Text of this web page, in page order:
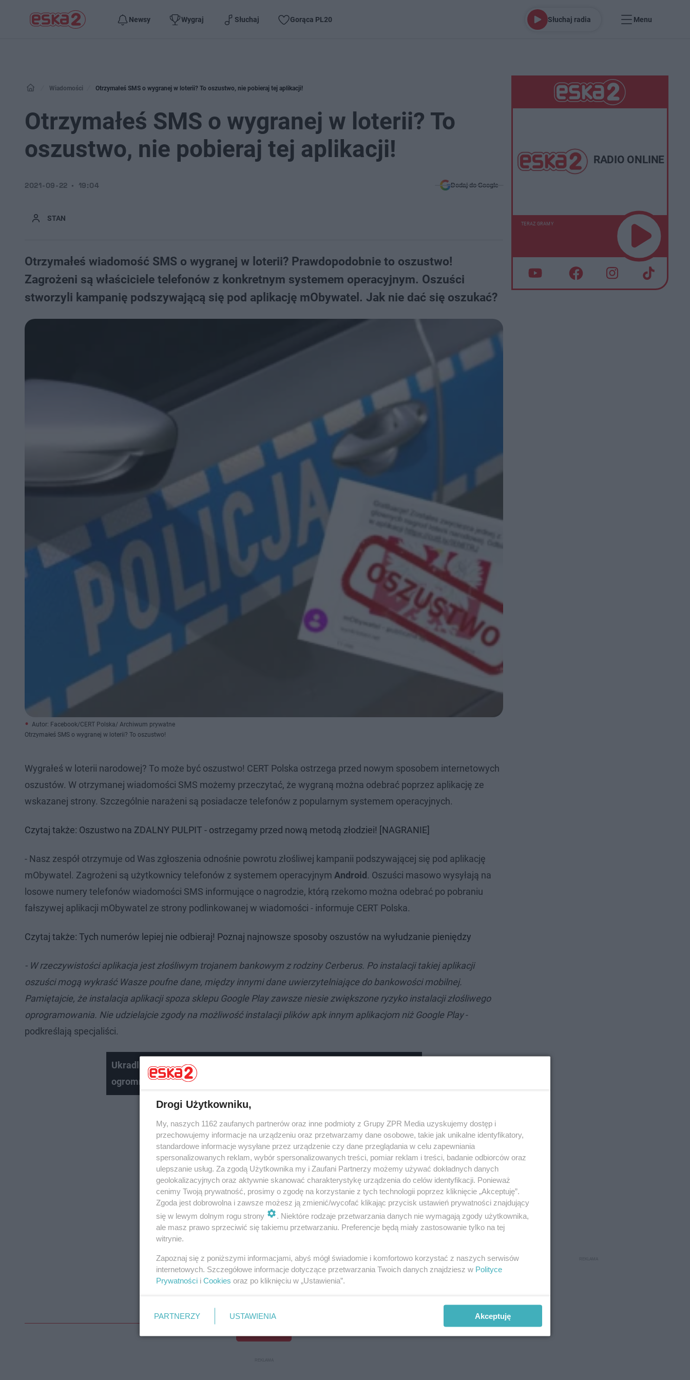
Newsy Wygraj Słuchaj Gorąca PL20 Słuchaj radia Menu
Wiadomości Otrzymałeś SMS o wygranej w loterii? To oszustwo, nie pobieraj tej aplikacji!
Otrzymałeś SMS o wygranej w loterii? To
oszustwo, nie pobieraj tej aplikacji!
STAN
2021-09-22 19:04 Dodaj do Google
Otrzymałeś wiadomość SMS o wygranej w loterii? Prawdopodobnie to oszustwo!
Zagrożeni są właściciele telefonów z konkretnym systemem operacyjnym. Oszuści
stworzyli kampanię podszywającą się pod aplikację mObywatel. Jak nie dać się oszukać?
Autor: Facebook/CERT Polska/ Archiwum prywatne
Otrzymałeś SMS o wygranej w loterii? To oszustwo!
Wygrałeś w loterii narodowej? To może być oszustwo! CERT Polska ostrzega przed nowym sposobem internetowych
oszustów. W otrzymanej wiadomości SMS możemy przeczytać, że wygraną można odebrać poprzez aplikację ze
wskazanej strony. Szczególnie narażeni są posiadacze telefonów z popularnym systemem operacyjnych.
Czytaj także: Oszustwo na ZDALNY PULPIT - ostrzegamy przed nową metodą złodziei! [NAGRANIE]
- Nasz zespół otrzymuje od Was zgłoszenia odnośnie powrotu złośliwej kampanii podszywającej się pod aplikację
mObywatel. Zagrożeni są użytkownicy telefonów z systemem operacyjnym Android. Oszuści masowo wysyłają na
losowe numery telefonów wiadomości SMS informujące o nagrodzie, którą rzekomo można odebrać po pobraniu
fałszywej aplikacji mObywatel ze strony podlinkowanej w wiadomości - informuje CERT Polska.
Czytaj także: Tych numerów lepiej nie odbieraj! Poznaj najnowsze sposoby oszustów na wyłudzanie pieniędzy
- W rzeczywistości aplikacja jest złośliwym trojanem bankowym z rodziny Cerberus. Po instalacji takiej aplikacji
oszuści mogą wykraść Wasze poufne dane, między innymi dane uwierzytelniające do bankowości mobilnej.
Pamiętajcie, że instalacja aplikacji spoza sklepu Google Play zawsze niesie zwiększone ryzyko instalacji złośliwego
oprogramowania. Nie udzielajcie zgody na możliwość instalacji plików apk innym aplikacjom niż Google Play-
podkreślają specjaliści.
Ukradli tysiące markowych przedmiotów. Światowy potentat oszukany na
ogromną kwotę
RADIO ONLINE
TERAZ GRAMY
Drogi Użytkowniku,
My, naszych 1162 zaufanych partnerów oraz inne podmioty z Grupy ZPR Media uzyskujemy dostęp i
przechowujemy informacje na urządzeniu oraz przetwarzamy dane osobowe, takie jak unikalne identyfikatory,
standardowe informacje wysyłane przez urządzenie czy dane przeglądania w celu zapewniania
spersonalizowanych reklam, wybór spersonalizowanych treści, pomiar reklam i treści, badanie odbiorców oraz
ulepszanie usług. Za zgodą Użytkownika my i Zaufani Partnerzy możemy używać dokładnych danych
geolokalizacyjnych oraz aktywnie skanować charakterystykę urządzenia do celów identyfikacji. Ponieważ
cenimy Twoją prywatność, prosimy o zgodę na korzystanie z tych technologii poprzez kliknięcie „Akceptuję”.
Zgoda jest dobrowolna i zawsze możesz ją zmienić/wycofać klikając przycisk ustawień prywatności znajdujący
się w lewym dolnym rogu strony
. Niektóre rodzaje przetwarzania danych nie wymagają zgody użytkownika,
ale masz prawo sprzeciwić się takiemu przetwarzaniu. Preferencje będą miały zastosowanie tylko na tej
witrynie.
Zapoznaj się z poniższymi informacjami, abyś mógł świadomie i komfortowo korzystać z naszych serwisów
internetowych. Szczegółowe informacje dotyczące przetwarzania Twoich danych znajdziesz w Polityce
Prywatności i Cookies oraz po kliknięciu w „Ustawienia”.
PARTNERZY USTAWIENIA Akceptuję